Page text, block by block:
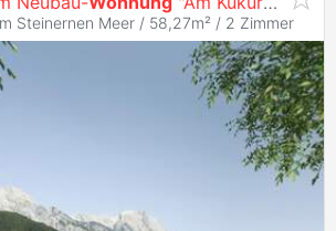
Steinernen Meer / 58,27m² / 2 Zimmer